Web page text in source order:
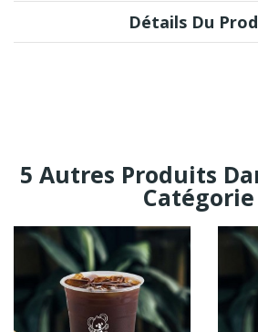
Détails Du
5 Autres Produits
Catégorie